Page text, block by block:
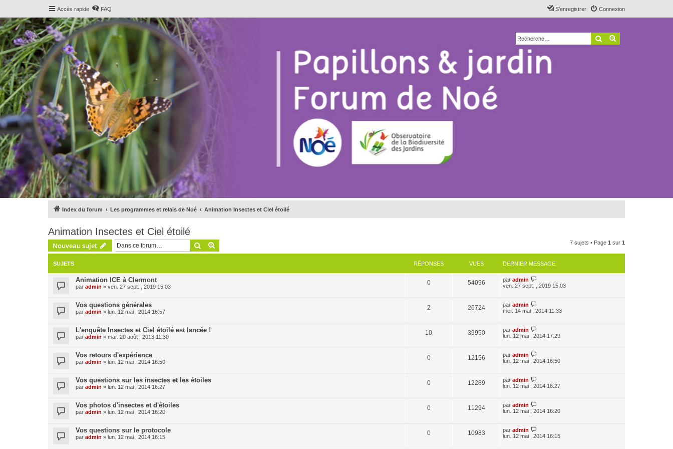
Accès rapide FAQ Connexion
S’enregistrer
Rechercher
Index du forum Les programmes et relais de Noé Animation Insectes et Ciel étoilé
Animation Insectes et Ciel étoilé
Nouveau sujet Rechercher 7 sujets • Page 1 sur 1
SUJETS RÉPONSES VUES DERNIER MESSAGE
Animation ICE à Clermont
par admin » ven. 27 sept. , 2019 15:03
0 54096 par admin
ven. 27 sept. , 2019 15:03
Vos questions générales
par admin » lun. 12 mai , 2014 16:57
2 26724 par admin
mer. 14 mai , 2014 11:33
L'enquête Insectes et Ciel étoilé est lancée !
par admin » mar. 20 août , 2013 11:30
10 39950 par admin
lun. 12 mai , 2014 17:29
Vos retours d'expérience
par admin » lun. 12 mai , 2014 16:50
0 12156 par admin
lun. 12 mai , 2014 16:50
Vos questions sur les insectes et les étoiles
par admin » lun. 12 mai , 2014 16:27
0 12289 par admin
lun. 12 mai , 2014 16:27
Vos photos d'insectes et d'étoiles
par admin » lun. 12 mai , 2014 16:20
0 11294 par admin
lun. 12 mai , 2014 16:20
Vos questions sur le protocole
par admin » lun. 12 mai , 2014 16:15
0 10983 par admin
lun. 12 mai , 2014 16:15